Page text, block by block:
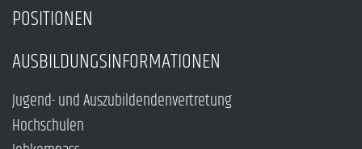
POSITIONEN
AUSBILDUNGSINFORMATIONEN
Jugend- und Auszubildendenvertretung
Hochschulen